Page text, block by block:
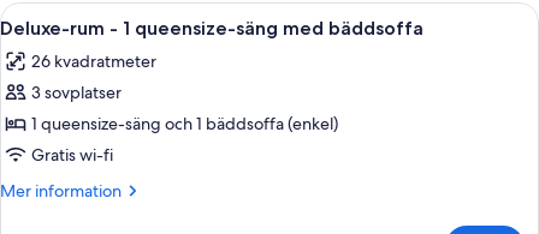
kingsize-
Öppna
alla
foton
för
Deluxe-
rum
-
Värdeförvaringsskåp på rummet,
12
Deluxe-rum - 1 queensize-säng med bäddsoffa
26 kvadratmeter
3 sovplatser
1 queensize-säng och 1 bäddsoffa (enkel)
Gratis wi-fi
Mer information
Mer